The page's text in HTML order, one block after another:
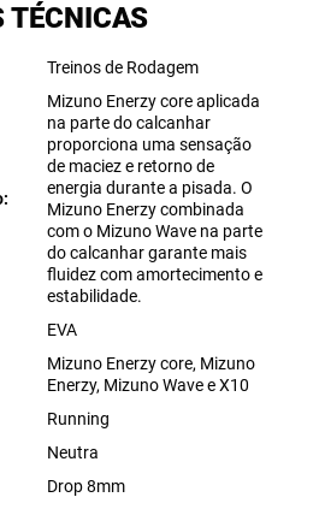
TÉCNICAS
Treinos de Rodagem
Mizuno Enerzy core aplicada
na parte do calcanhar
proporciona uma sensação
de maciez e retorno de
energia durante a pisada. O
Mizuno Enerzy combinada
com o Mizuno Wave na parte
do calcanhar garante mais
fluidez com amortecimento e
estabilidade.
EVA
Mizuno Enerzy core, Mizuno
Enerzy, Mizuno Wave e X10
Running
Neutra
Drop 8mm